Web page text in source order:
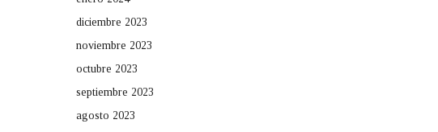
diciembre 2023
noviembre 2023
octubre 2023
septiembre 2023
agosto 2023